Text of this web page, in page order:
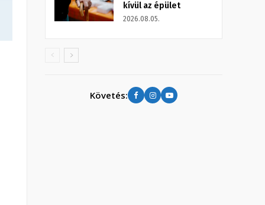
kívül az épület
2026.08.05.
Követés: